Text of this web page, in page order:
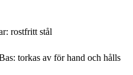
rostfritt stål
torkas av för hand och hålls